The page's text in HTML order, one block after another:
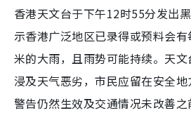
香港天文台于下午12时55分发出
示香港广泛地区已录得或预料会
米的大雨，且雨势可能持续。天
浸及天气恶劣，市民应留在安全
警告仍然生效及交通情况未改善